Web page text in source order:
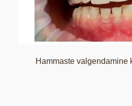
Hammaste valgendamine